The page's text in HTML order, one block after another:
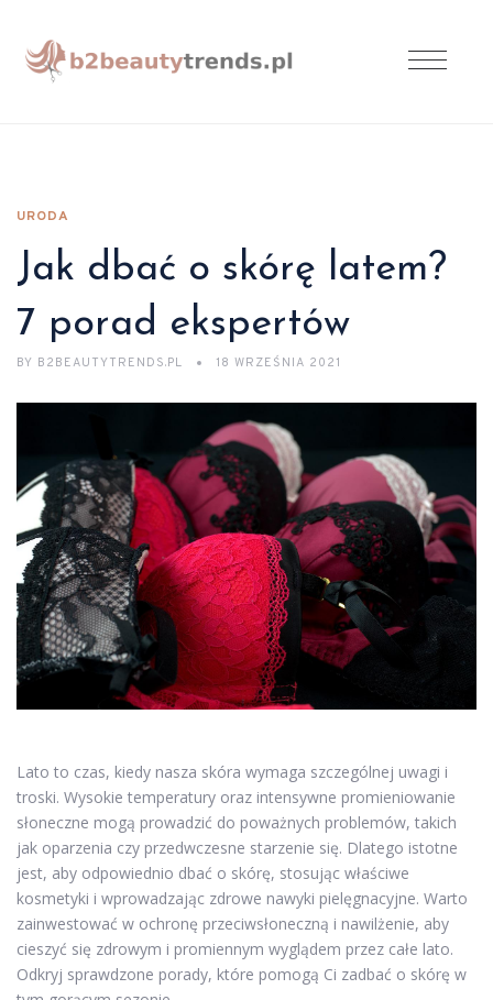
URODA
Jak dbać o skórę latem?
7 porad ekspertów
BY B2BEAUTYTRENDS.PL 18 WRZEŚNIA 2021
Lato to czas, kiedy nasza skóra wymaga szczególnej uwagi i
troski. Wysokie temperatury oraz intensywne promieniowanie
słoneczne mogą prowadzić do poważnych problemów, takich
jak oparzenia czy przedwczesne starzenie się. Dlatego istotne
jest, aby odpowiednio dbać o skórę, stosując właściwe
kosmetyki i wprowadzając zdrowe nawyki pielęgnacyjne. Warto
zainwestować w ochronę przeciwsłoneczną i nawilżenie, aby
cieszyć się zdrowym i promiennym wyglądem przez całe lato.
Odkryj sprawdzone porady, które pomogą Ci zadbać o skórę w